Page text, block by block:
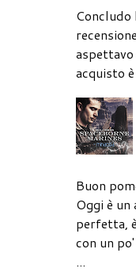
Concludo
acquisto
Buon
Oggi è
perfetta,
con un
...